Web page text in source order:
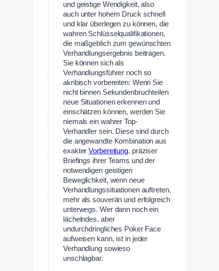
und geistige Wendigkeit, also
auch unter hohem Druck schnell
und klar überlegen zu können, die
wahren Schlüsselqualifikationen,
die maßgeblich zum gewünschten
Verhandlungsergebnis beitragen.
Sie können sich als
Verhandlungsführer noch so
akribisch vorbereiten: Wenn Sie
nicht binnen Sekundenbruchteilen
neue Situationen erkennen und
einschätzen können, werden Sie
niemals ein wahrer Top-
Verhandler sein. Diese sind durch
die angewandte Kombination aus
exakterVorbereitung, präziser
Briefings ihrer Teams und der
notwendigen geistigen
Beweglichkeit, wenn neue
Verhandlungssituationen auftreten,
mehr als souverän und erfolgreich
unterwegs. Wer dann noch ein
lächelndes, aber
undurchdringliches Poker Face
aufweisen kann, ist in jeder
Verhandlung sowieso
unschlagbar.